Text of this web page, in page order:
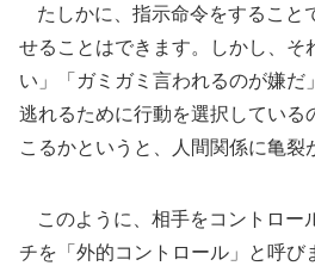
たしかに、指示命令をすること
せることはできます。しかし、そ
い」「ガミガミ言われるのが嫌だ
逃れるために行動を選択している
こるかというと、人間関係に亀裂
このように、相手をコントロー
チを「外的コントロール」と呼び